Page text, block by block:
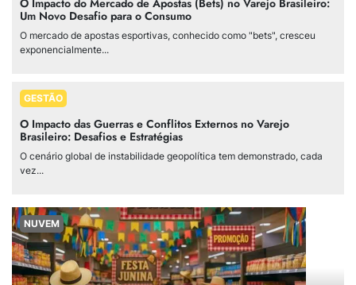
O Impacto do Mercado de Apostas (Bets) no Varejo Brasileiro:
Um Novo Desafio para o Consumo
O mercado de apostas esportivas, conhecido como "bets", cresceu
exponencialmente...
GESTÃO
O Impacto das Guerras e Conflitos Externos no Varejo
Brasileiro: Desafios e Estratégias
O cenário global de instabilidade geopolítica tem demonstrado, cada
vez...
NUVEM